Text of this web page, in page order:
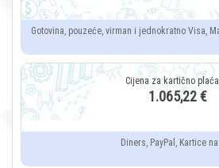
Gotovina, pouzeće, virman i jednokratno Visa,
1.065,22 €
Diners, PayPal, Kartice